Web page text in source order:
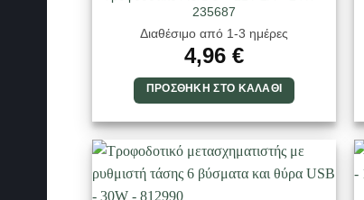
235687
Διαθέσιμο από 1-3 ημέρες
4,96 €
ΠΡΟΣΘΉΚΗ ΣΤΟ ΚΑΛΆΘΙ